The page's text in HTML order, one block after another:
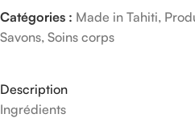
Catégories : Made in Tahiti,
Savons, Soins corps
Description
Ingrédients